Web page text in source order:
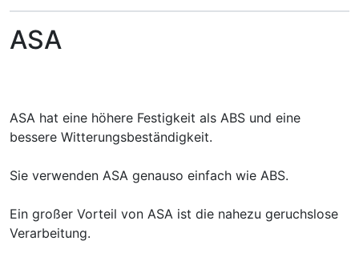
ASA
ASA hat eine höhere Festigkeit als ABS und eine
bessere Witterungsbeständigkeit.
Sie verwenden ASA genauso einfach wie ABS.
Ein großer Vorteil von ASA ist die nahezu geruchslose
Verarbeitung.